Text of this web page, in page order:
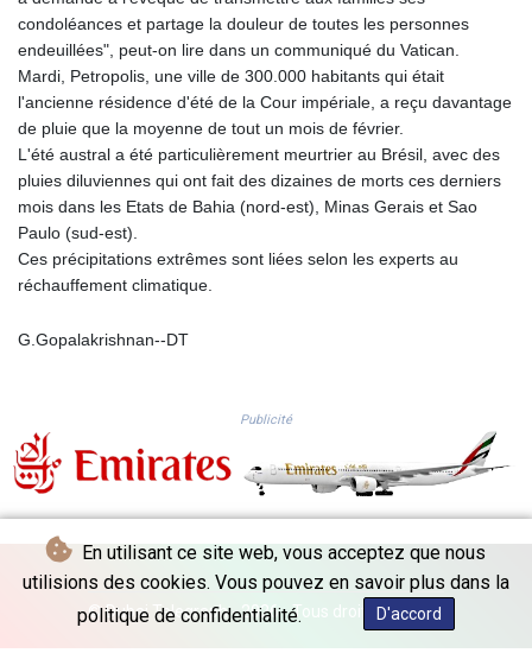
En utilisant ce site web, vous acceptez que nous
utilisions des cookies. Vous pouvez en savoir plus dans la
politique de confidentialité.
D'accord
OMR 0.442445
PAB 1.152686
PEN 3.903651
PGK 5.093937
PHP 70.183258
PKR 320.014324
PLN 4.299905
PYG 6853.914834
QAR 4.213648
RSD 117.338542
SDG 694.263698
SGD 1.477585
SRD 43.778814
STD 23929.673396
STN 24.499696
condoléances et partage la douleur de toutes les personnes
endeuillées", peut-on lire dans un communiqué du Vatican.
Mardi, Petropolis, une ville de 300.000 habitants qui était
l'ancienne résidence d'été de la Cour impériale, a reçu davantage
de pluie que la moyenne de tout un mois de février.
L'été austral a été particulièrement meurtrier au Brésil, avec des
pluies diluviennes qui ont fait des dizaines de morts ces derniers
mois dans les Etats de Bahia (nord-est), Minas Gerais et Sao
Paulo (sud-est).
Ces précipitations extrêmes sont liées selon les experts au
réchauffement climatique.
G.Gopalakrishnan--DT
Publicité
© Dubai Telegraph - 2026 - Tous droits réservés